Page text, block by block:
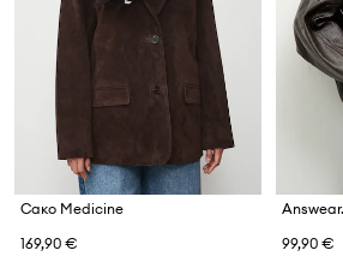
Сако Medicine
169,90 €
99,90 €